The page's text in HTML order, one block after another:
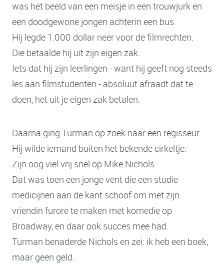
was het beeld van een meisje in een trouwjurk en
een doodgewone jongen achterin een bus.
Hij legde 1.000 dollar neer voor de filmrechten.
Die betaalde hij uit zijn eigen zak.
Iets dat hij zijn leerlingen - want hij geeft nog steeds
les aan filmstudenten - absoluut afraadt dat te
doen, het uit je eigen zak betalen.
Daarna ging Turman op zoek naar een regisseur.
Hij wilde iemand buiten het bekende cirkeltje.
Zijn oog viel vrij snel op Mike Nichols.
Dat was toen een jonge vent die een studie
medicijnen aan de kant schoof om met zijn
vriendin furore te maken met komedie op
Broadway, en daar ook succes mee had.
Turman benaderde Nichols en zei: ik heb een boek,
maar geen geld.